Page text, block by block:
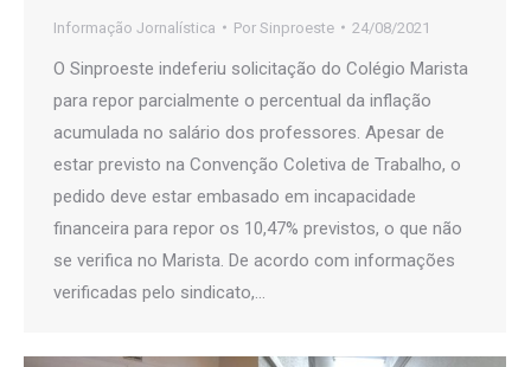
Informação Jornalística Por Sinproeste 24/08/2021
O Sinproeste indeferiu solicitação do Colégio Marista
para repor parcialmente o percentual da inflação
acumulada no salário dos professores. Apesar de
estar previsto na Convenção Coletiva de Trabalho, o
pedido deve estar embasado em incapacidade
financeira para repor os 10,47% previstos, o que não
se verifica no Marista. De acordo com informações
verificadas pelo sindicato,…